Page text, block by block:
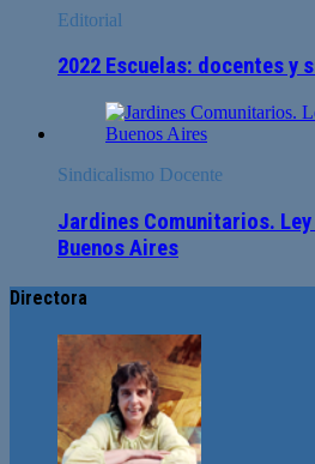
Editorial
2022 Escuelas: docentes y
Sindicalismo Docente
Jardines Comunitarios.
Buenos Aires
Directora